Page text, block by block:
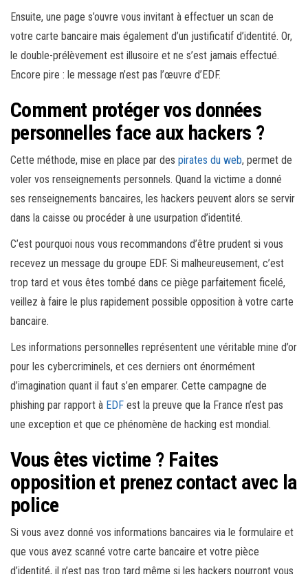
Ensuite, une page s’ouvre vous invitant à effectuer un scan de
votre carte bancaire mais également d’un justificatif d’identité. Or,
le double-prélèvement est illusoire et ne s’est jamais effectué.
Encore pire : le message n’est pas l’œuvre d’EDF.
Comment protéger vos données
personnelles face aux hackers ?
Cette méthode, mise en place par des pirates du web, permet de
voler vos renseignements personnels. Quand la victime a donné
ses renseignements bancaires, les hackers peuvent alors se servir
dans la caisse ou procéder à une usurpation d’identité.
C’est pourquoi nous vous recommandons d’être prudent si vous
recevez un message du groupe EDF. Si malheureusement, c’est
trop tard et vous êtes tombé dans ce piège parfaitement ficelé,
veillez à faire le plus rapidement possible opposition à votre carte
bancaire.
Les informations personnelles représentent une véritable mine d’or
pour les cybercriminels, et ces derniers ont énormément
d’imagination quant il faut s’en emparer. Cette campagne de
phishing par rapport à EDF est la preuve que la France n’est pas
une exception et que ce phénomène de hacking est mondial.
Vous êtes victime ? Faites
opposition et prenez contact avec la
police
Si vous avez donné vos informations bancaires via le formulaire et
que vous avez scanné votre carte bancaire et votre pièce
d’identité, il n’est pas trop tard même si les hackers pourront vous